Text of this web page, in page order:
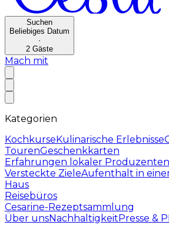
Suchen
Beliebiges Datum
·
2 Gäste
Mach mit
Kategorien
KochkurseKulinarische Erlebnisse
TourenGeschenkkarten
Erfahrungen lokaler Produzenten
Versteckte ZieleAufenthalt in
Haus
Reisebüros
Cesarine-Rezeptsammlung
Über unsNachhaltigkeitPresse &